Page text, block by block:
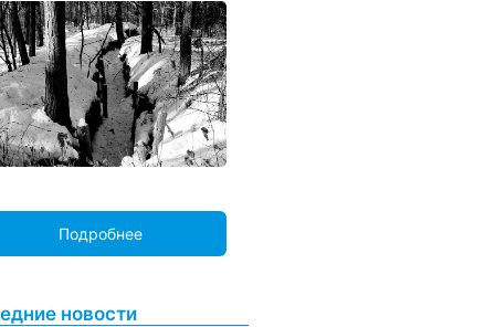
Подробнее
новости